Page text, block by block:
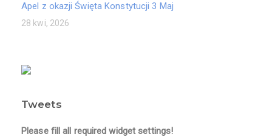
Apel z okazji Święta Konstytucji 3 Maj
28 kwi, 2026
Tweets
Please fill all required widget settings!